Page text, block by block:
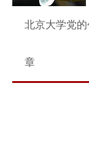
北京大学党
章